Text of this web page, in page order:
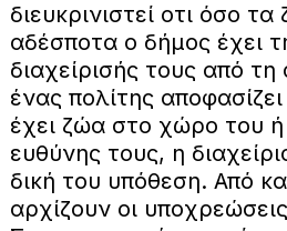
διευκρινιστεί οτι όσο
αδέσποτα ο δήμος έχει
διαχείρισής τους από
ένας πολίτης
έχει ζώα στο χώρο του
ευθύνης τους, η
δική του υπόθεση. Από
αρχίζουν οι